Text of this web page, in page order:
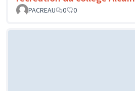
PACREAU
0 0